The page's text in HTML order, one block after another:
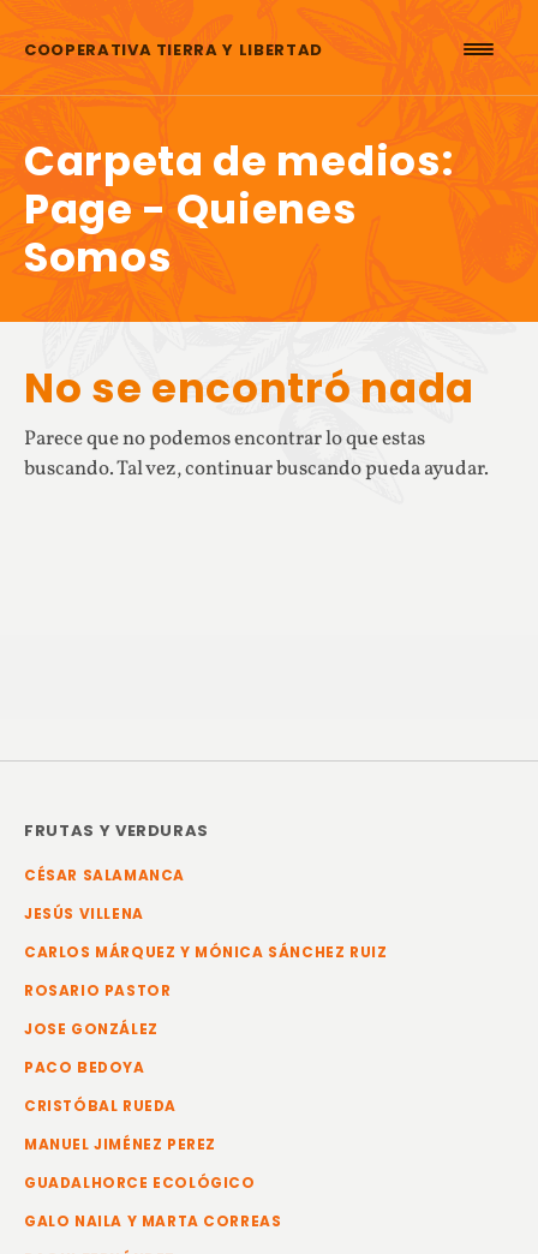
COOPERATIVA TIERRA Y LIBERTAD
Carpeta de medios:
Page - Quienes
Somos
No se encontró nada
Parece que no podemos encontrar lo que estas
buscando. Tal vez, continuar buscando pueda ayudar.
FRUTAS Y VERDURAS
CÉSAR SALAMANCA
JESÚS VILLENA
CARLOS MÁRQUEZ Y MÓNICA SÁNCHEZ RUIZ
ROSARIO PASTOR
JOSE GONZÁLEZ
PACO BEDOYA
CRISTÓBAL RUEDA
MANUEL JIMÉNEZ PEREZ
GUADALHORCE ECOLÓGICO
GALO NAILA Y MARTA CORREAS